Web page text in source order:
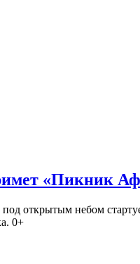
«Пикник
небом
0+